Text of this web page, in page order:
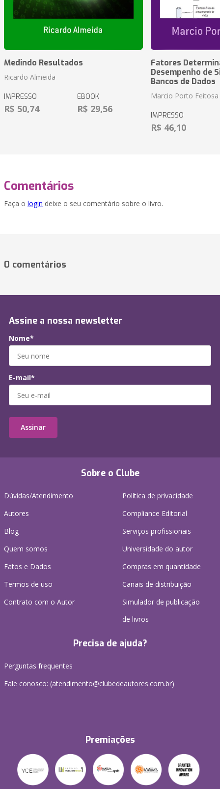
Medindo Resultados
Ricardo Almeida
IMPRESSO
R$ 50,74
EBOOK
R$ 29,56
Fatores
Desempenho de
Bancos de Dados
Marcio Porto Feitosa
IMPRESSO
R$ 46,10
Comentários
Faça o login deixe o seu comentário sobre o livro.
0 comentários
Sobre o Clube
Dúvidas/Atendimento
Autores
Blog
Quem somos
Fatos e Dados
Termos de uso
Contrato com o Autor
Política de privacidade
Compliance Editorial
Serviços profissionais
Universidade do autor
Compras em quantidade
Canais de distribuição
Simulador de publicação
de livros
Precisa de ajuda?
Perguntas frequentes
Fale conosco: (atendimento@clubedeautores.com.br)
Premiações
Assine a nossa newsletter
Nome*
E-mail*
Assinar